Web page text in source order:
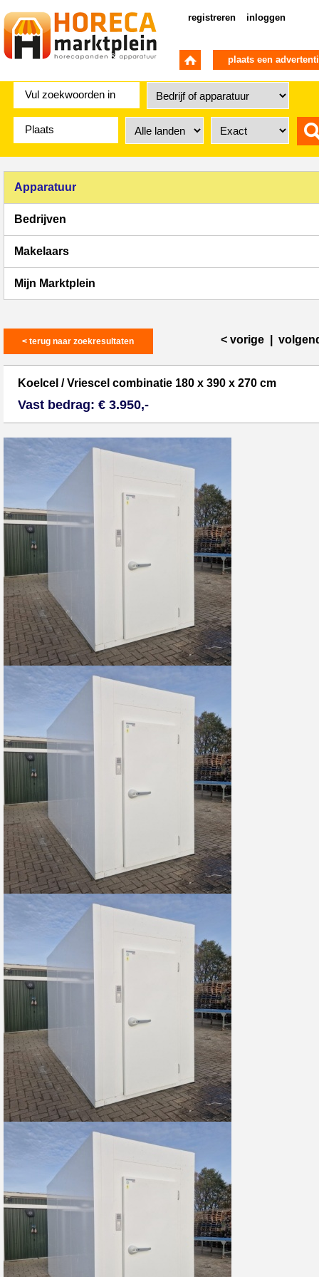
registreren inloggen
plaats een
Apparatuur
Bedrijven
Makelaars
Mijn Marktplein
< terug naar zoekresultaten < vorige
Koelcel / Vriescel combinatie 180 x 390 x 270 cm
Vast bedrag: € 3.950,-